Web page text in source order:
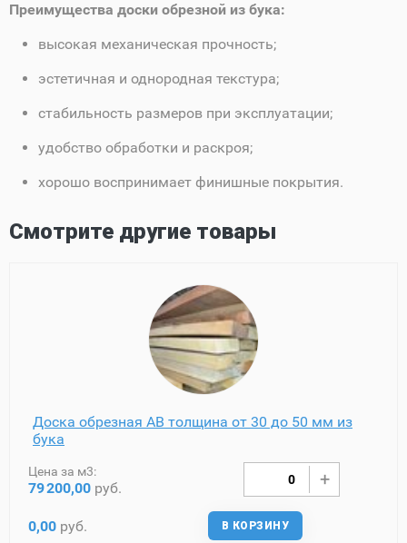
Преимущества доски обрезной из бука:
высокая механическая прочность;
эстетичная и однородная текстура;
стабильность размеров при эксплуатации;
удобство обработки и раскроя;
хорошо воспринимает финишные покрытия.
Смотрите другие товары
Доска обрезная AB толщина от 30 до 50 мм из
бука
Цена за м3:
79200,00 руб.
0,00 руб. В КОРЗИНУ